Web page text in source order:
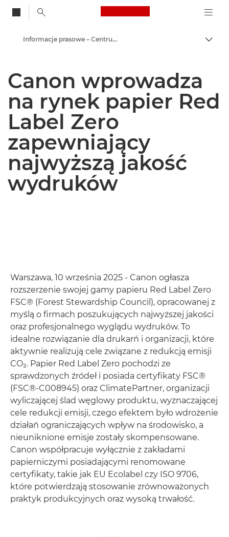
Canon Logo, back
Centrum prasowe
Informacje prasowe – Centrum Prasowe Canon
Canon wprowadza
na rynek papier Red
Label Zero
zapewniający
najwyższą jakość
wydruków
Warszawa, 10 września 2025 - Canon ogłasza
rozszerzenie swojej gamy papieru Red Label Zero
FSC® (Forest Stewardship Council), opracowanej z
myślą o firmach poszukujących najwyższej jakości
oraz profesjonalnego wyglądu wydruków. To
idealne rozwiązanie dla drukarń i organizacji, które
aktywnie realizują cele związane z redukcją emisji
CO₂. Papier Red Label Zero pochodzi ze
sprawdzonych źródeł i posiada certyfikaty FSC®
(FSC®-C008945) oraz ClimatePartner, organizacji
wyliczającej ślad węglowy produktu, wyznaczającej
cele redukcji emisji, czego efektem było wdrożenie
działań ograniczających wpływ na środowisko, a
nieuniknione emisje zostały skompensowane.
Canon współpracuje wyłącznie z zakładami
papierniczymi posiadającymi renomowane
certyfikaty, takie jak EU Ecolabel czy ISO 9706,
które potwierdzają stosowanie zrównoważonych
praktyk produkcyjnych oraz wysoką trwałość.